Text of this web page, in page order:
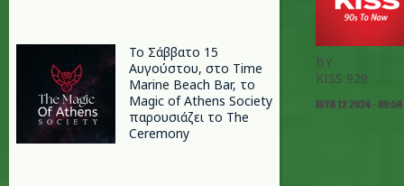
Το Σάββατο 15
Αυγούστου, στο Time
Marine Beach Bar, το
Magic of Athens Society
παρουσιάζει το The
Ceremony
BY
KISS 929
ΙΟΥΛ 12 2024 - 09:54